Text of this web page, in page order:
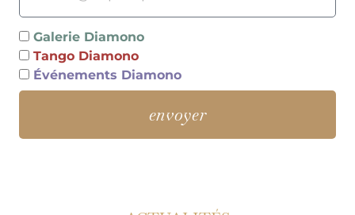
Galerie Diamono
Tango Diamono
Événements Diamono
envoyer